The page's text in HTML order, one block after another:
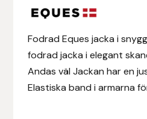
Fodrad Eques jacka i
fodrad jacka i elegant
Andas väl Jackan har en
Elastiska band i armarna
Epona bokförlag
Equality Line